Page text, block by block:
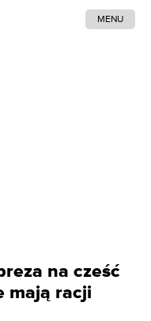
MENU
na cześć
mają racji